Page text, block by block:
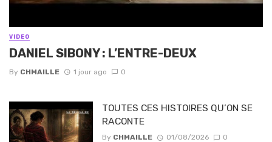
VIDEO
DANIEL SIBONY : L’ENTRE-DEUX
By CHMAILLE 1 jour ago 0
TOUTES CES HISTOIRES QU’ON SE
RACONTE
By CHMAILLE 01/08/2026 0